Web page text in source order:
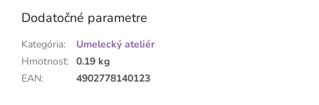
Dodatočné parametre
Kategória:
Umelecký ateliér
Hmotnosť: 0.19 kg
EAN: 4902778140123